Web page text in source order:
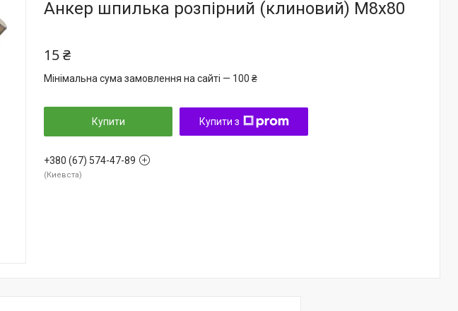
Анкер шпилька розпірний (клиновий) М8х80
15 ₴
Мінімальна сума замовлення на сайті — 100 ₴
Купити Купити з
+380 (67) 574-47-89
Киевста